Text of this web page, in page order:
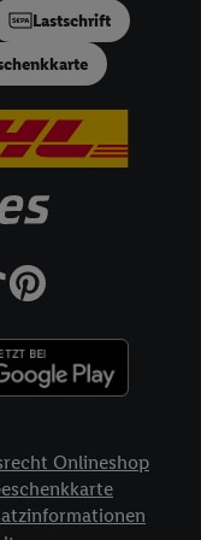
Lastschrift
Onlineshop
Lidl
auch Ihre dort
Online-Kennung
sodann ähnlich wie
können,
zu erkennen und
Partner auch Ihre
in
und
Utiq-Technologie
an Ihren
und einer
eine